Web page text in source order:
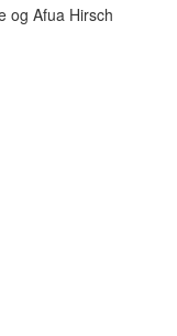
og Afua Hirsch